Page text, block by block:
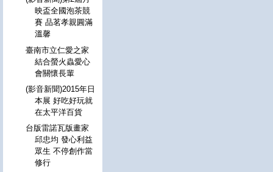
映盃全國泡茶競
賽 品茗孝親圓滿
溫馨
臺南市立仁愛之家
結合螢火蟲愛心
會關懷長輩
(影音新聞)2015年日
本展 好吃好玩就
在太平洋百貨
台版雷諾瓦版畫家
邱忠均 發心利益
眾生 不停創作當
修行